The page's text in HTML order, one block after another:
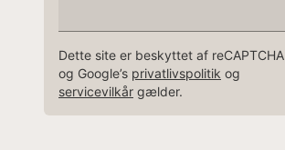
Dette site er beskyttet af reCAPTCHA
og Google’s privatlivspolitik og
servicevilkår gælder.